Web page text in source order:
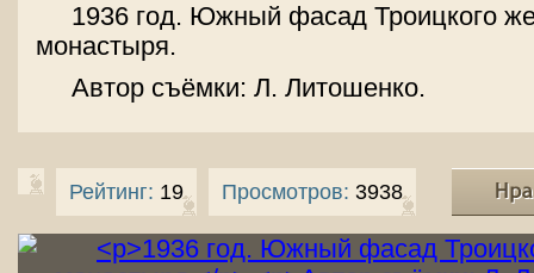
1936 год. Южный фасад Троицкого
монастыря.
Автор съёмки: Л. Литошенко.
Рейтинг: 19 Просмотров: 3938